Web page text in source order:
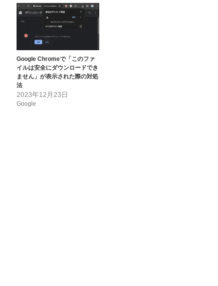
Google Chromeで「このファ
イルは安全にダウンロードでき
ません」が表示された際の対処
法
2023年12月23日
Google